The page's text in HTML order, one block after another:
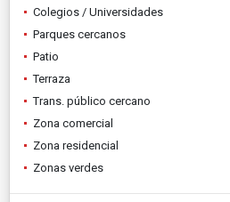
Colegios / Universidades
Parques cercanos
Patio
Terraza
Trans. público cercano
Zona comercial
Zona residencial
Zonas verdes